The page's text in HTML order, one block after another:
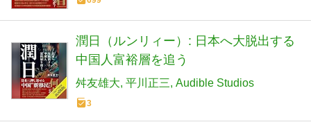
潤日（ルンリィー）: 日本へ大脱出する
中国人富裕層を追う
舛友雄大 平川正三 Audible Studios
3